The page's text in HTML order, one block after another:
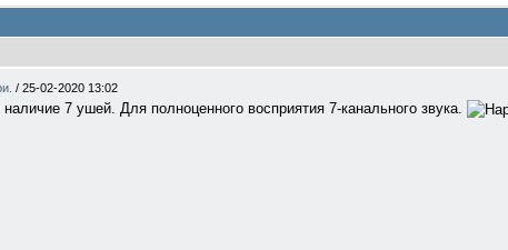
/ 25-02-2020 13:02
7 ушей. Для полноценного восприятия 7-канального звука.